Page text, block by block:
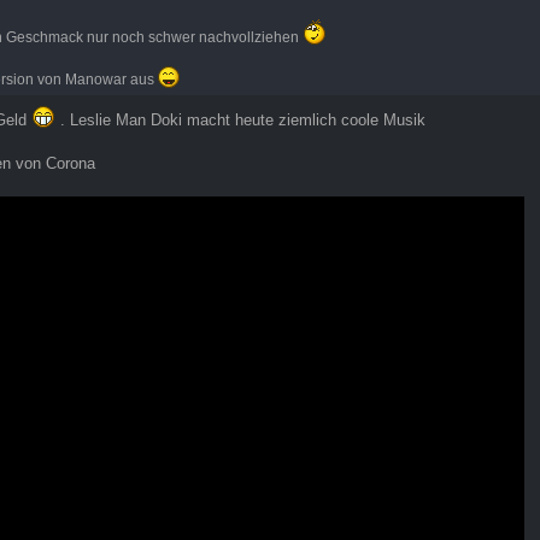
nur noch schwer nachvollziehen
von Manowar aus
. Leslie Man Doki macht heute ziemlich coole Musik
von Corona